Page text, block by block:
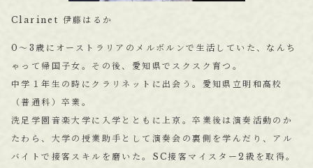
Clarinet 伊藤はるか
0～3歳にオーストラリアのメルボルンで生活していた、なんち
ゃって帰国子女。その後、愛知県でスクスク育つ。
中学１年生の時にクラリネットに出会う。愛知県立明和高校
（普通科）卒業。
洗足学園音楽大学に入学とともに上京。卒業後は演奏活動のか
たわら、大学の授業助手として演奏会の裏側を学んだり、アル
バイトで接客スキルを磨いた。SC接客マイスター2級を取得。